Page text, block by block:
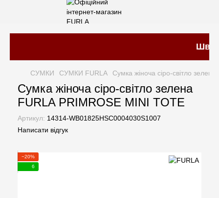
СУМКИ СУМКИ FURLA Сумка жіноча сіро-світло
Сумка жіноча сіро-світло зелена
FURLA PRIMROSE MINI TOTE
Артикул: 14314-WB01825HSC0004030S1007
Написати відгук
−20%
6